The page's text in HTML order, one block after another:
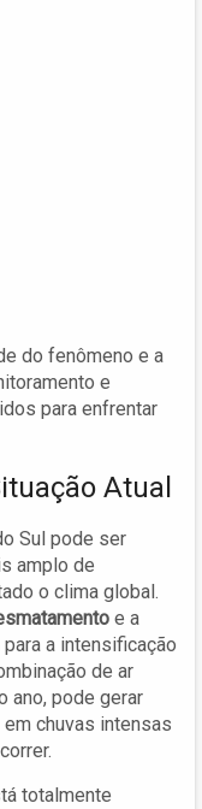
do fenômeno e a
e
para enfrentar
Atual
Sul pode ser
amplo de
o clima global.
e a
a intensificação
de ar
ano, pode gerar
chuvas intensas
totalmente